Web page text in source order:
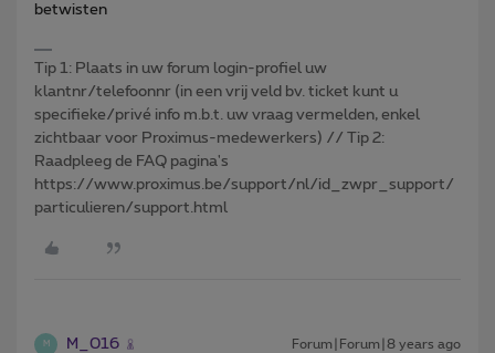
betwisten
Tip 1: Plaats in uw forum login-profiel uw
klantnr/telefoonnr (in een vrij veld bv. ticket kunt u
specifieke/privé info m.b.t. uw vraag vermelden, enkel
zichtbaar voor Proximus-medewerkers) // Tip 2:
Raadpleeg de FAQ pagina's
https://www.proximus.be/support/nl/id_zwpr_support/
particulieren/support.html
M M_016 Forum|Forum|8 years ago